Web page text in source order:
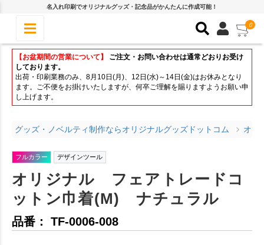
名入れ印刷でオリジナルグッズ・記念品がかんたんに作成可能！
0
【お盆期間の営業について】
ご注文・お問い合わせは通常どおりお受け
しております。
出荷・印刷業務のみ、8月10日(月)、12日(水)～14日(金)はお休みとなり
ます。ご不便をお掛けいたしますが、何卒ご理解を賜りますようお願い申
し上げます。
グッズ・ノベルティ制作ならオリジナルグッズドットコム オリ
フルカラー デザインツール
オリジナル フェアトレードコ
ットン巾着(M) ナチュラル
品番： TF-0006-008